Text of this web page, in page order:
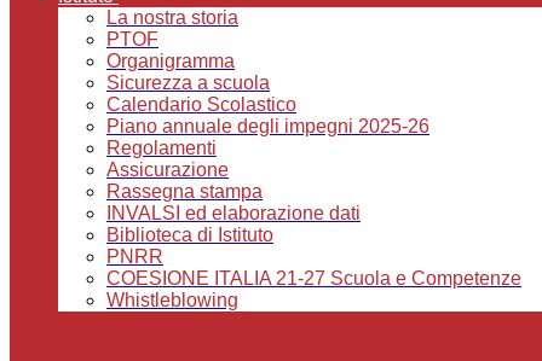
La nostra storia
PTOF
Organigramma
Sicurezza a scuola
Calendario Scolastico
Piano annuale degli impegni 2025-26
Regolamenti
Assicurazione
Rassegna stampa
INVALSI ed elaborazione dati
Biblioteca di Istituto
PNRR
COESIONE ITALIA 21-27 Scuola e Competenze
Whistleblowing